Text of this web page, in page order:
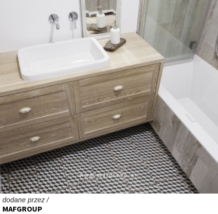
dodane przez /
MAFGROUP